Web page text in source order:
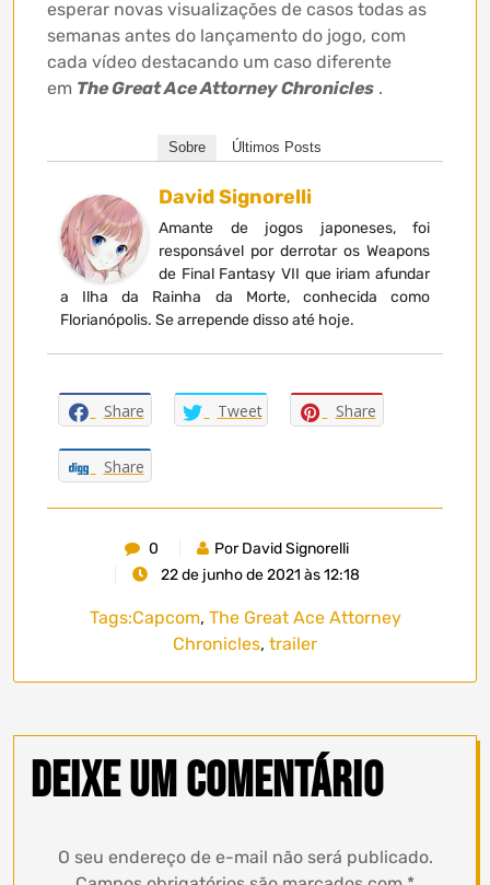
esperar novas visualizações de casos todas as
semanas antes do lançamento do jogo, com
cada vídeo destacando um caso diferente
em The Great Ace Attorney Chronicles .
Sobre Últimos Posts
David Signorelli
Amante de jogos japoneses, foi
responsável por derrotar os Weapons
de Final Fantasy VII que iriam afundar
a Ilha da Rainha da Morte, conhecida como
Florianópolis. Se arrepende disso até hoje.
Share Tweet Share
Share
0
Por David Signorelli
22 de junho de 2021 às 12:18
Tags:Capcom, The Great Ace Attorney
Chronicles, trailer
Deixe um comentário
O seu endereço de e-mail não será publicado.